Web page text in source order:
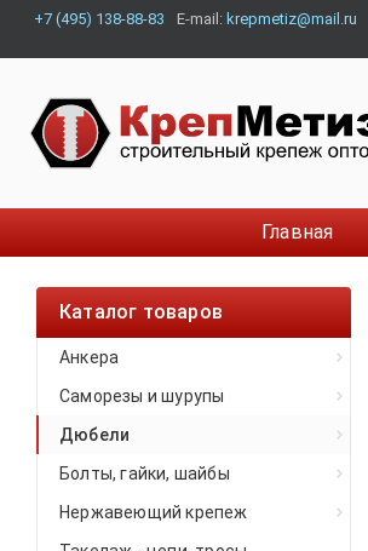
+7 (495) 138-88-83 E-mail: krepmetiz@mail.ru
Главная
Каталог товаров
Анкера
Саморезы и шурупы
Дюбели
Болты, гайки, шайбы
Нержавеющий крепеж